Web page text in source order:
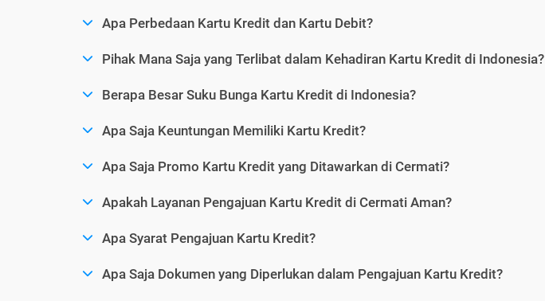
Apa Perbedaan Kartu Kredit dan Kartu Debit?
Pihak Mana Saja yang Terlibat dalam Kehadiran Kartu Kredit di Indonesia?
Berapa Besar Suku Bunga Kartu Kredit di Indonesia?
Apa Saja Keuntungan Memiliki Kartu Kredit?
Apa Saja Promo Kartu Kredit yang Ditawarkan di Cermati?
Apakah Layanan Pengajuan Kartu Kredit di Cermati Aman?
Apa Syarat Pengajuan Kartu Kredit?
Apa Saja Dokumen yang Diperlukan dalam Pengajuan Kartu Kredit?